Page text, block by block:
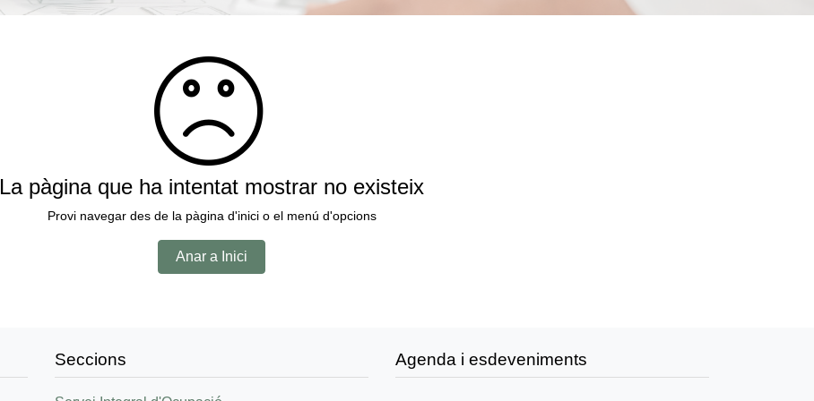
La pàgina que ha intentat mostrar no existeix
Provi navegar des de la pàgina d'inici o el menú d'opcions
Anar a Inici
Seccions Agenda i esdeveniments